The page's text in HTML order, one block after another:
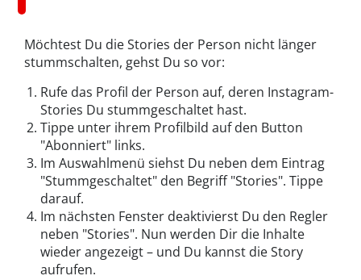
Möchtest Du die Stories der Person nicht länger
stummschalten, gehst Du so vor:
Rufe das Profil der Person auf, deren Instagram-
Stories Du stummgeschaltet hast.
Tippe unter ihrem Profilbild auf den Button
"Abonniert" links.
Im Auswahlmenü siehst Du neben dem Eintrag
"Stummgeschaltet" den Begriff "Stories". Tippe
darauf.
Im nächsten Fenster deaktivierst Du den Regler
neben "Stories". Nun werden Dir die Inhalte
wieder angezeigt – und Du kannst die Story
aufrufen.